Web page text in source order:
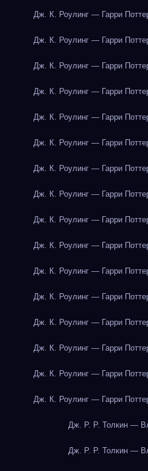
Дж. К. Роулинг — Гарри
Дж. К. Роулинг — Гарри
Дж. К. Роулинг — Гарри
Дж. К. Роулинг — Гарри
Дж. К. Роулинг — Гарри
Дж. К. Роулинг — Гарри
Дж. К. Роулинг — Гарри
Дж. К. Роулинг — Гарри
Дж. К. Роулинг — Гарри
Дж. К. Роулинг — Гарри
Дж. К. Роулинг — Гарри
Дж. К. Роулинг — Гарри
Дж. К. Роулинг — Гарри
Дж. К. Роулинг — Гарри
Дж. К. Роулинг — Гарри
Дж. К. Роулинг — Гарри
Дж. Р. Р. Толкин —
Дж. Р. Р. Толкин —